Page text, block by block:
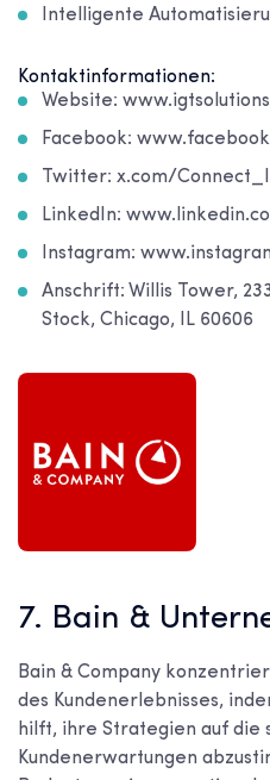
Intelligente
Kontaktinformationen:
Website:
Facebook:
Twitter: x.com/
LinkedIn:
Instagram:
Anschrift: Willis Tower,
Stock, Chicago, IL 60606
7. Bain &
Bain & Company
des Kundenerlebnisses,
hilft, ihre Strategien auf die
Kundenerwartungen